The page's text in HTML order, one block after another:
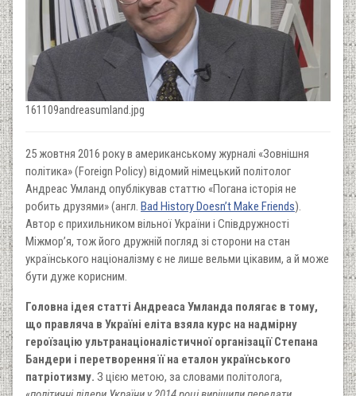
161109andreasumland.jpg
25 жовтня 2016 року в американському журналі «Зовнішня
політика» (Foreign Policy) відомий німецький політолог
Андреас Умланд опублікував статтю «Погана історія не
робить друзями» (англ. Bad History Doesn’t Make Friends).
Автор є прихильником вільної України і Співдружності
Міжмор’я, тож його дружній погляд зі сторони на стан
українського націоналізму є не лише вельми цікавим, а й може
бути дуже корисним.
Головна ідея статті Андреаса Умланда полягає в тому,
що правляча в Україні еліта взяла курс на надмірну
героїзацію ультранаціоналістичної організації Степана
Бандери і перетворення її на еталон українського
патріотизму. З цією метою, за словами політолога,